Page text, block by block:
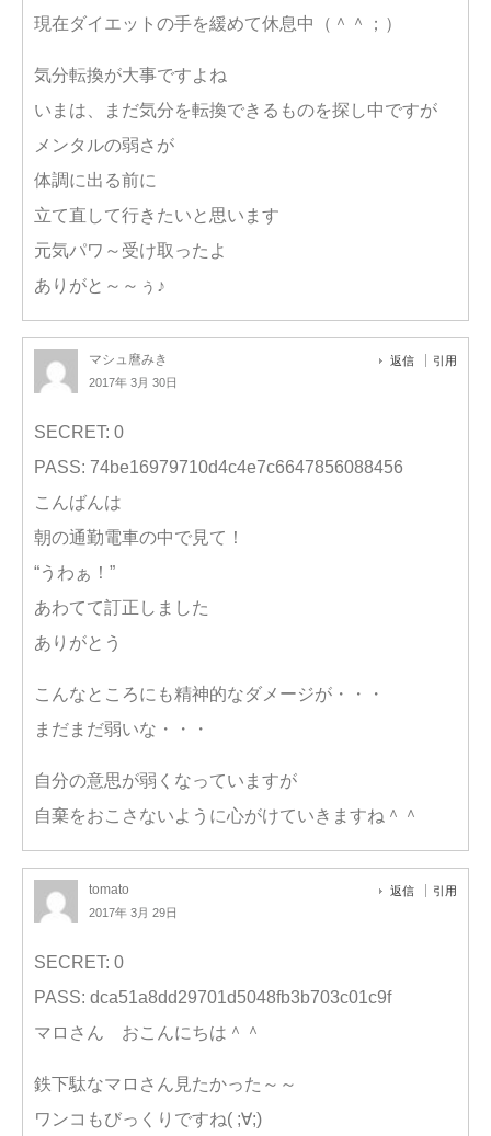
現在ダイエットの手を緩めて休息中（＾＾；）
気分転換が大事ですよね
いまは、まだ気分を転換できるものを探し中ですが
メンタルの弱さが
体調に出る前に
立て直して行きたいと思います
元気パワ～受け取ったよ
ありがと～～ぅ♪
マシュ麿みき
2017年 3月 30日
返信 引用
SECRET: 0
PASS: 74be16979710d4c4e7c6647856088456
こんばんは
朝の通勤電車の中で見て！
“うわぁ！”
あわてて訂正しました
ありがとう
こんなところにも精神的なダメージが・・・
まだまだ弱いな・・・
自分の意思が弱くなっていますが
自棄をおこさないように心がけていきますね＾＾
tomato
2017年 3月 29日
返信 引用
SECRET: 0
PASS: dca51a8dd29701d5048fb3b703c01c9f
マロさん おこんにちは＾＾
鉄下駄なマロさん見たかった～～
ワンコもびっくりですね( ;∀;)